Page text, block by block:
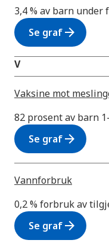
3,4 % av barn under
Se grafarrow_forward
V
Vaksine mot
82 prosent av barn
Se grafarrow_forward
Vannforbruk
0,2 % forbruk av
Se grafarrow_forward